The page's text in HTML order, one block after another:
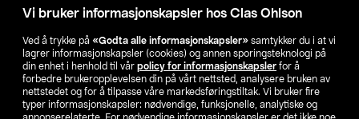
Vi bruker informasjonskapsler hos Clas Ohlson
Ved å trykke på «Godta alle informasjonskapsler» samtykker du i at vi
lagrer informasjonskapsler (cookies) og annen sporingsteknologi på
din enhet i henhold til vår policy for informasjonskapsler for å
forbedre brukeropplevelsen din på vårt nettsted, analysere bruken av
nettstedet og for å tilpasse våre markedsføringstiltak. Vi bruker fire
typer informasjonskapsler: nødvendige, funksjonelle, analytiske og
Våre selskaper
Finn din butikk
SE NO FI